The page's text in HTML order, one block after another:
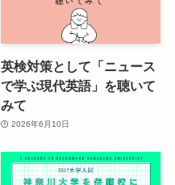
英検対策として「ニュース
で学ぶ現代英語」を聴いて
みて
2026年6月10日